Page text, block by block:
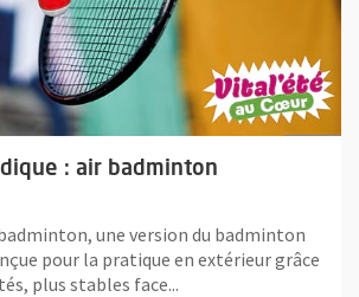
: air badminton
une version du badminton
pour la pratique en extérieur grâce
plus stables face...